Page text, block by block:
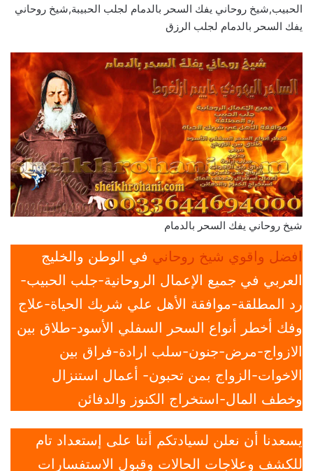
الحبيب,شيخ روحاني يفك السحر بالدمام لجلب الحبيبة,شيخ روحاني
يفك السحر بالدمام لجلب الرزق
شيخ روحاني يفك السحر بالدمام
افضل واقوي شيخ روحاني في الوطن والخليج
العربي في جميع الإعمال الروحانية-جلب الحبيب-
رد المطلقة-موافقة الأهل علي شريك الحياة-علاج
وفك أخطر أنواع السحر السفلي الأسود-طلاق بين
الازواج-مرض-جنون-سلب ارادة-فراق بين
الاخوات-الزواج بمن تحبون- أعمال استنزال
وخطف المال-استخراج الكنوز والدفائن
يسعدنا أن نعلن لسيادتكم أننا على إستعداد تام
للكشف وعلاجات الحالات وقبول الاستفسارات